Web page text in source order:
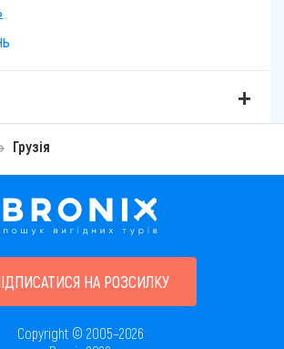
Грузія
НА РОЗСИЛКУ
Copyright © 2005–2026